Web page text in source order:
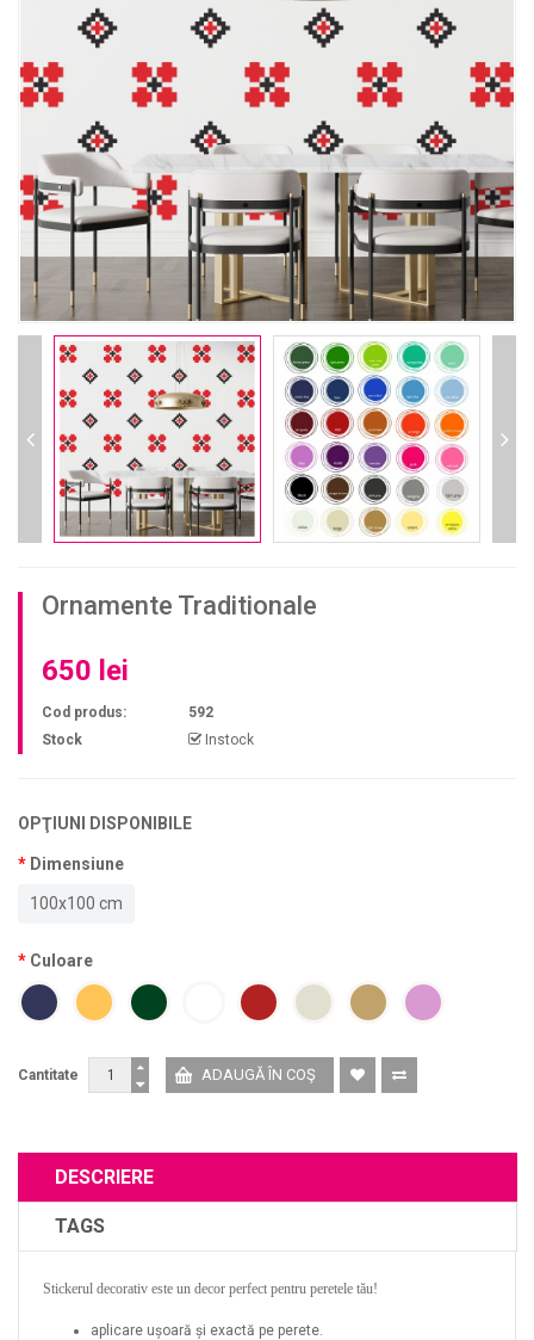
Ornamente Traditionale
650 lei
Cod produs:
592
Stock
Instock
OPŢIUNI DISPONIBILE
Dimensiune
100x100 cm
Culoare
Cantitate
DESCRIERE
TAGS
Stickerul decorativ este un decor perfect pentru peretele tău!
aplicare ușoară și exactă pe perete.